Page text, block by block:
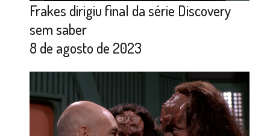
Frakes dirigiu final da série Discovery
sem saber
8 de agosto de 2023